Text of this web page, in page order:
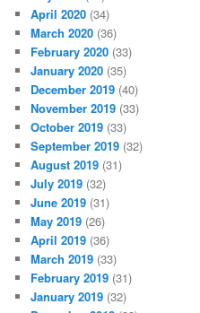
April 2020 (34)
March 2020 (36)
February 2020 (33)
January 2020 (35)
December 2019 (40)
November 2019 (33)
October 2019 (33)
September 2019 (32)
August 2019 (31)
July 2019 (32)
June 2019 (31)
May 2019 (26)
April 2019 (36)
March 2019 (33)
February 2019 (31)
January 2019 (32)